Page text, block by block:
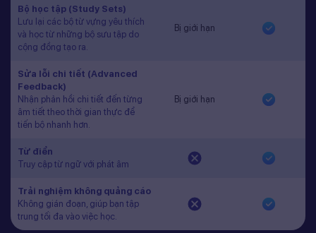
Bộ học tập (Study Sets)
Lưu lại các bộ từ vựng yêu thích
và học từ những bộ sưu tập do
cộng đồng tạo ra.
Bị giới hạn
Sửa lỗi chi tiết (Advanced
Feedback)
Nhận phản hồi chi tiết đến từng
âm tiết theo thời gian thực để
tiến bộ nhanh hơn.
Bị giới hạn
Từ điển
Truy cập từ ngữ với phát âm
Trải nghiệm không quảng cáo
Không gián đoạn, giúp bạn tập
trung tối đa vào việc học.